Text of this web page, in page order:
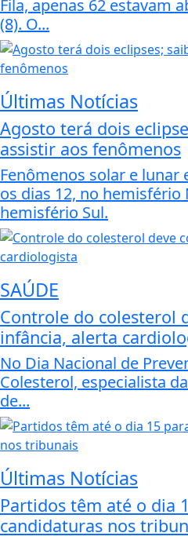
Fila, apenas 62 estavam
(8). O...
Últimas Notícias
Agosto terá dois
assistir aos fenômenos
Fenômenos solar e lunar
os dias 12, no hemisfério
hemisfério Sul.
SAÚDE
Controle do colesterol
infância, alerta
No Dia Nacional de
Colesterol, especialista
de...
Últimas Notícias
Partidos têm até o dia
candidaturas nos